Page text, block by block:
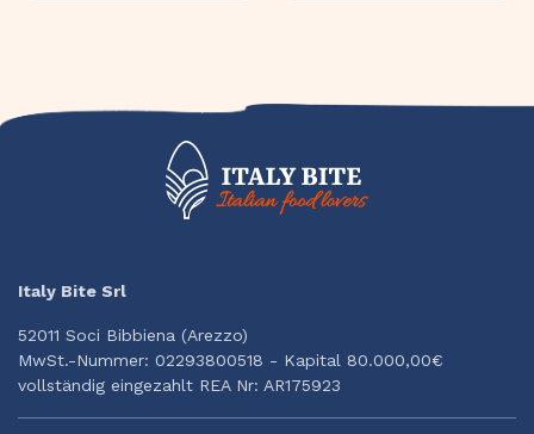
Italy Bite Srl
52011 Soci Bibbiena (Arezzo)
MwSt.-Nummer: 02293800518 - Kapital 80.000,00€
vollständig eingezahlt REA Nr: AR175923